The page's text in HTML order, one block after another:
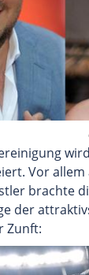
Vor
brachte
der
Zunft: